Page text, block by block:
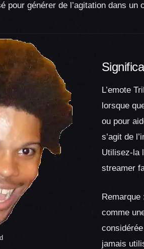
pour générer de l’agitation dans un
L’emote
lorsque
ou pour
s’agit de
Utilisez-la
streamer
Remarque
comme
jamais